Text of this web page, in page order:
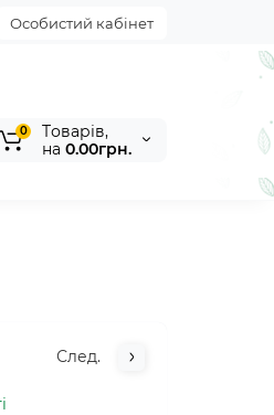
Особистий кабінет
0
Tоварів,
на 0.00грн.
След.